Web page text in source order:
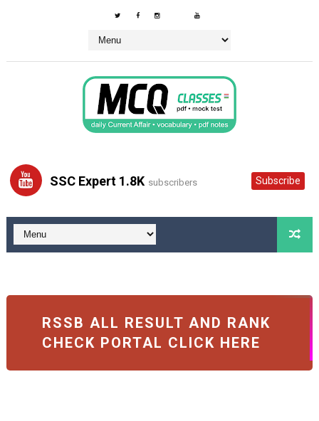
SSC Expert 1.8K subscribers Subscribe
RSSB ALL RESULT AND RANK
CHECK PORTAL CLICK HERE